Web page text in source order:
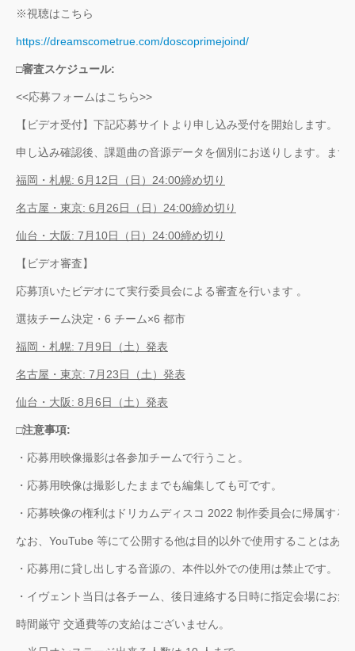
※視聴はこちら
https://dreamscometrue.com/doscoprimejoind/
□審査スケジュール:
<<応募フォームはこちら>>
【ビデオ受付】下記応募サイトより申し込み受付を開始します。
申し込み確認後、課題曲の音源データを個別にお送りします。ま
福岡・札幌: 6月12日（日）24:00締め切り
名古屋・東京: 6月26日（日）24:00締め切り
仙台・大阪: 7月10日（日）24:00締め切り
【ビデオ審査】
応募頂いたビデオにて実行委員会による審査を行います 。
選抜チーム決定・6 チーム×6 都市
福岡・札幌: 7月9日（土）発表
名古屋・東京: 7月23日（土）発表
仙台・大阪: 8月6日（土）発表
□注意事項:
・応募用映像撮影は各参加チームで行うこと。
・応募用映像は撮影したままでも編集しても可です。
・応募映像の権利はドリカムディスコ 2022 制作委員会に帰属する
なお、YouTube 等にて公開する他は目的以外で使用することはあり
・応募用に貸し出しする音源の、本件以外での使用は禁止です。
・イヴェント当日は各チーム、後日連絡する日時に指定会場にお集
時間厳守 交通費等の支給はございません。